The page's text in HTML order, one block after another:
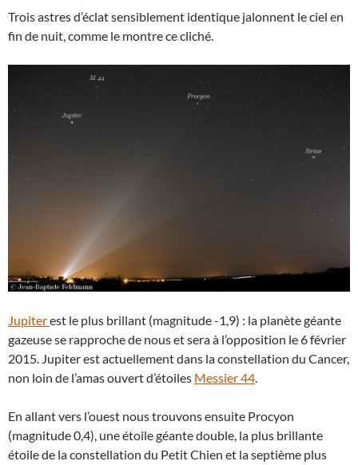
Trois astres d’éclat sensiblement identique jalonnent le ciel en
fin de nuit, comme le montre ce cliché.
Jupiterest le plus brillant (magnitude -1,9) : la planète géante
gazeuse se rapproche de nous et sera à l’opposition le 6 février
2015. Jupiter est actuellement dans la constellation du Cancer,
non loin de l’amas ouvert d’étoiles Messier 44.
En allant vers l’ouest nous trouvons ensuite Procyon
(magnitude 0,4), une étoile géante double, la plus brillante
étoile de la constellation du Petit Chien et la septième plus